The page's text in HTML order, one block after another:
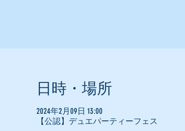
日時・場所
2024年2月09日 13:00
【公認】デュエパーティーフェス